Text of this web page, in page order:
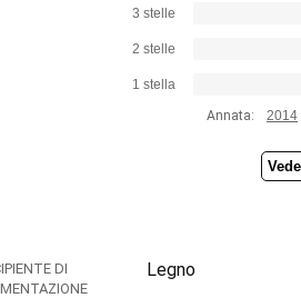
3 stelle
2 stelle
1 stella
Annata:
2014
DI
Legno